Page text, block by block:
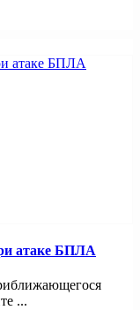
атаке БПЛА
...